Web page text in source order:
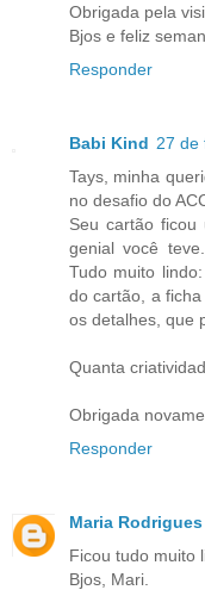
Obrigada pela
Bjos e feliz
Responder
Babi Kind 27 de
Tays, minha
no desafio do
Seu cartão ficou
genial você
Tudo muito
do cartão, a
os detalhes, que
Quanta
Obrigada
Responder
Maria Rodrigues
Ficou tudo muito
Bjos, Mari.